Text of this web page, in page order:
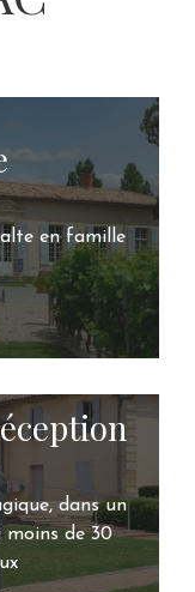
en famille
dans un
moins de 30